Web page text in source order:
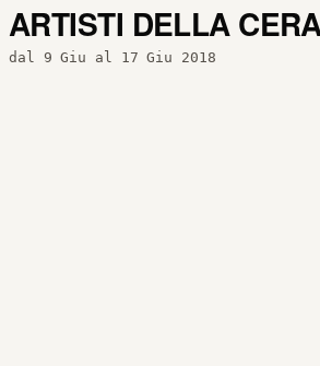
ARTISTI DELLA
dal 9 Giu al 17 Giu 2018